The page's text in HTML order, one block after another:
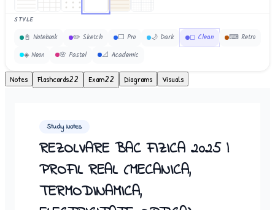
STYLE
📓 Notebook ✏️ Sketch ⬜ Pro 🌙 Dark ◻ Clean ⌨ Retro
◈ Neon 🌸 Pastel 📐 Academic
Notes Flashcards22 Exam22 Diagrams Visuals
Study Notes
REZOLVARE BAC FIZICA 2025 |
PROFIL REAL (MECANICA,
TERMODINAMICA,